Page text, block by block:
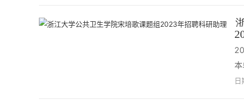
日